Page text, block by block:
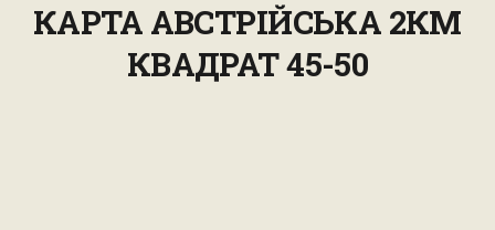
КАРТА АВСТРІЙСЬКА 2КМ
КВАДРАТ 45-50